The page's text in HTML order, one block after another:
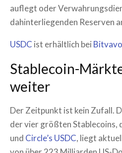
auflegt oder
dahinterliegenden Reserven
USDC ist erhältlich bei Bitvavo
Stablecoin-
weiter
Der Zeitpunkt ist kein Zufall.
der vier größten Stablecoins,
und Circle’s USDC, liegt